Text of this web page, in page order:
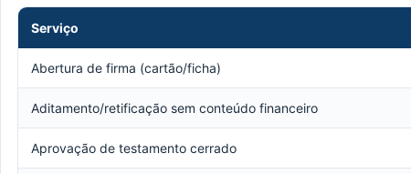
Serviço
Abertura de firma (cartão/ficha)
Aditamento/retificação sem conteúdo financeiro
Aprovação de testamento cerrado